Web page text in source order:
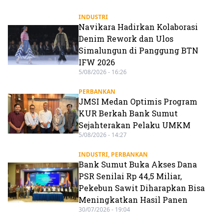
INDUSTRI
Navikara Hadirkan Kolaborasi
Denim Rework dan Ulos
Simalungun di Panggung BTN
IFW 2026
5/08/2026 - 16:26
PERBANKAN
JMSI Medan Optimis Program
KUR Berkah Bank Sumut
Sejahterakan Pelaku UMKM
5/08/2026 - 14:27
INDUSTRI, PERBANKAN
Bank Sumut Buka Akses Dana
PSR Senilai Rp 44,5 Miliar,
Pekebun Sawit Diharapkan Bisa
Meningkatkan Hasil Panen
30/07/2026 - 19:04